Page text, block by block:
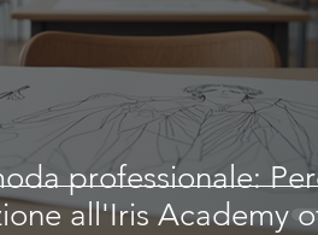
professionale:
all'Iris Academy of